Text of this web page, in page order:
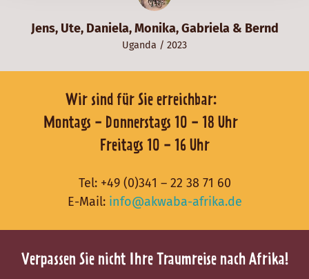
Jens, Ute, Daniela, Monika, Gabriela & Bernd
Uganda / 2023
Wir sind für Sie erreichbar:
Montags - Donnerstags 10 - 18 Uhr
Freitags 10 - 16 Uhr
Tel: +49 (0)341 – 22 38 71 60
E-Mail: info@akwaba-afrika.de
Verpassen Sie nicht Ihre Traumreise nach Afrika!